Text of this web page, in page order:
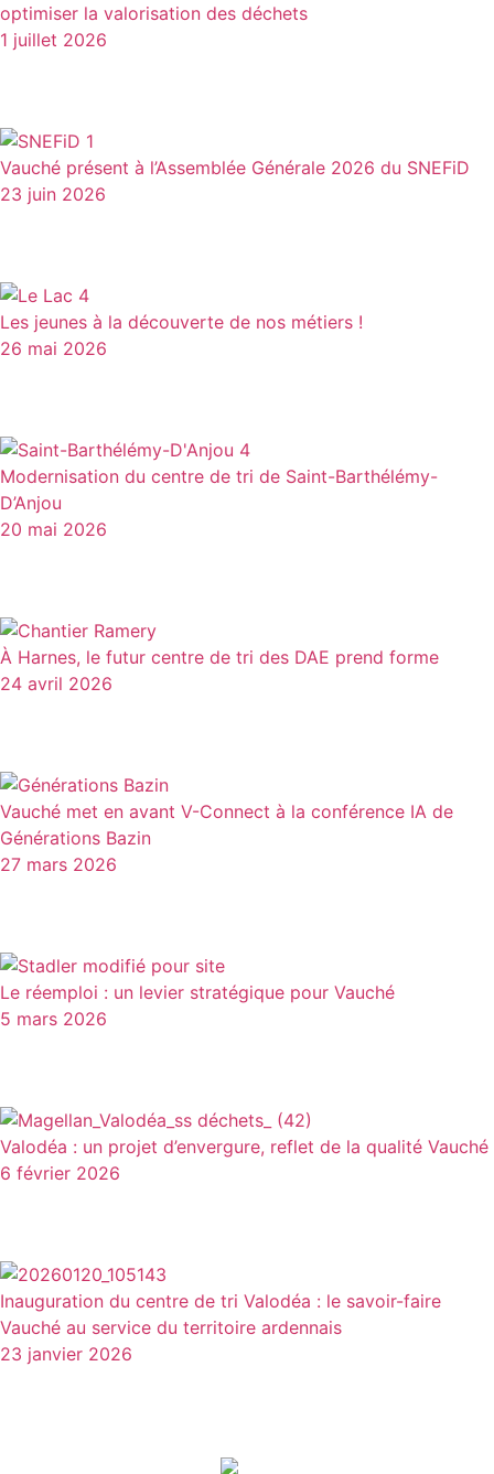
optimiser la valorisation des déchets
1 juillet 2026
Vauché présent à l’Assemblée Générale 2026 du SNEFiD
23 juin 2026
Les jeunes à la découverte de nos métiers !
26 mai 2026
Modernisation du centre de tri de Saint-Barthélémy-
D’Anjou
20 mai 2026
À Harnes, le futur centre de tri des DAE prend forme
24 avril 2026
Vauché met en avant V-Connect à la conférence IA de
Générations Bazin
27 mars 2026
Le réemploi : un levier stratégique pour Vauché
5 mars 2026
Valodéa : un projet d’envergure, reflet de la qualité Vauché
6 février 2026
Inauguration du centre de tri Valodéa : le savoir-faire
Vauché au service du territoire ardennais
23 janvier 2026